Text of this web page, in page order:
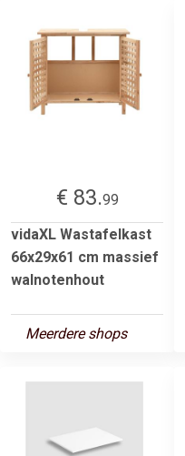
€ 83.99
vidaXL Wastafelkast
66x29x61 cm massief
walnotenhout
Meerdere shops